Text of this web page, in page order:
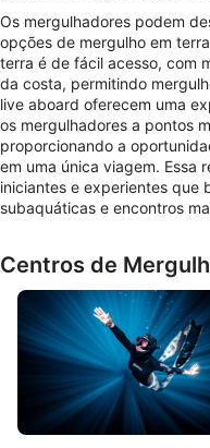
Os mergulhadores podem
opções de mergulho em
terra é de fácil acesso, com
da costa, permitindo
live aboard oferecem uma
os mergulhadores a pontos
proporcionando a
em uma única viagem. Essa
iniciantes e experientes que
subaquáticas e encontros
Centros de